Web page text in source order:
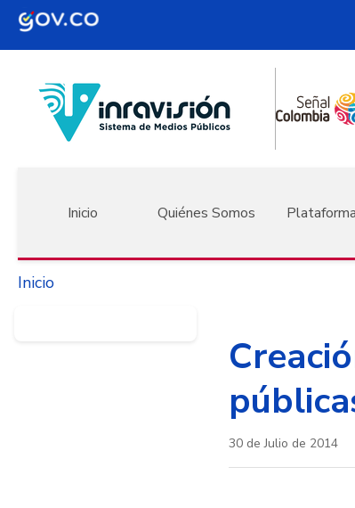
Pasar al contenido principal
Inicio Quiénes Somos
Inicio
30 de Julio de 2014